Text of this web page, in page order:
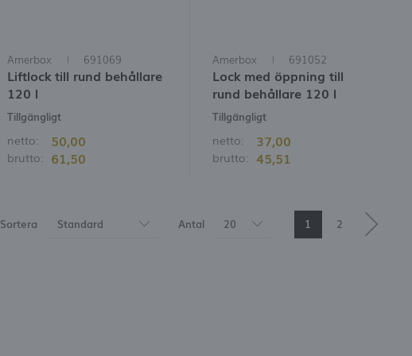
Amerbox 691069
Liftlock till rund behållare
120 l
Tillgängligt
netto: 50,00
brutto: 61,50
Amerbox 691052
Lock med öppning till
rund behållare 120 l
Tillgängligt
netto: 37,00
brutto: 45,51
Sortera Standard Antal 20 1 2